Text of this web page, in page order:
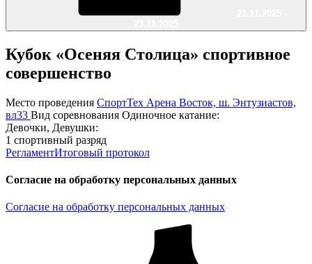
Кубок «Осеняя Столица» спортивное
совершенство
Место проведения СпортТех Арена Восток, ш. Энтузиастов,
вл33 Вид соревнования Одиночное катание:
Девочки, Девушки:
1 спортивный разряд
РегламентИтоговый протокол
Согласие на обработку персональных данных
Согласие на обработку персональных данных